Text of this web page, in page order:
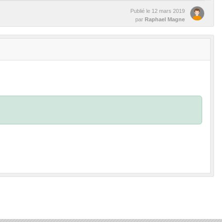
Publié le 12 mars 2019
par Raphael Magne